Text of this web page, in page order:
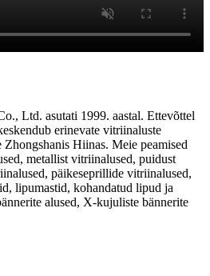
Ltd. asutati 1999. aastal. Ettevõttel
erinevate vitriinaluste
Zhongshanis Hiinas. Meie peamised
metallist vitriinalused, puidust
päikeseprillide vitriinalused,
lipumastid, kohandatud lipud ja
alused, X-kujuliste bännerite